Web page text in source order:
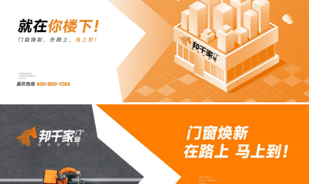
Case 案例解析
Team 团队优势
Insight Academy 洞茶书院
Contact Us 联系我们